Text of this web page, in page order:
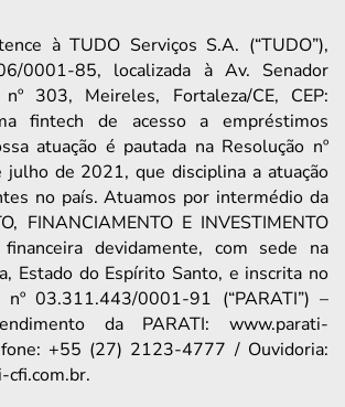
à TUDO Serviços S.A. (“TUDO”),
0001-85, localizada à Av. Senador
303, Meireles, Fortaleza/CE, CEP:
fintech de acesso a empréstimos
atuação é pautada na Resolução nº
de 2021, que disciplina a atuação
no país. Atuamos por intermédio da
FINANCIAMENTO E INVESTIMENTO
devidamente, com sede na
Estado do Espírito Santo, e inscrita no
nº 03.311.443/0001-91 (“PARATI”) –
da PARATI: www.parati-
+55 (27) 2123-4777 / Ouvidoria:
cfi.com.br.